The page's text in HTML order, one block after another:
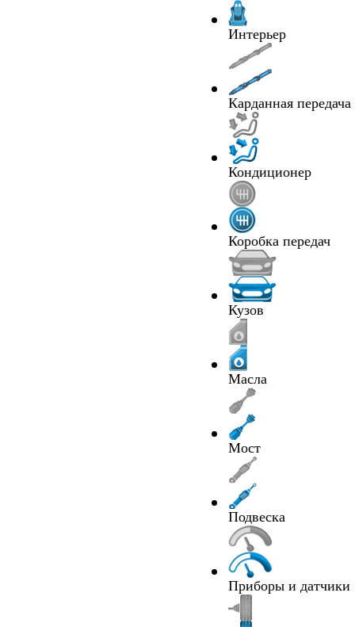
Интерьер
Карданная передача
Кондиционер
Коробка передач
Кузов
Масла
Мост
Подвеска
Приборы и датчики